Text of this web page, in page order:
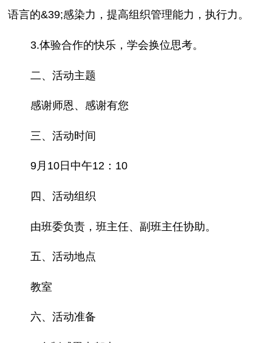
语言的&39;感染力，提高组织管理能力，执行力。
3.体验合作的快乐，学会换位思考。
二、活动主题
感谢师恩、感谢有您
三、活动时间
9月10日中午12：10
四、活动组织
由班委负责，班主任、副班主任协助。
五、活动地点
教室
六、活动准备